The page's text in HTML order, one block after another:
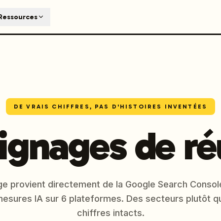
engines like ChatGPT, Claude, and Perplexity.
on LinkedIn Watch Launchmind on YouTube Follow
DE VRAIS CHIFFRES, PAS D'HISTOIRES INVENTÉES
de
provient directement de la Google Search
IA sur 6 plateformes. Des secteurs plutôt
chiffres intacts.